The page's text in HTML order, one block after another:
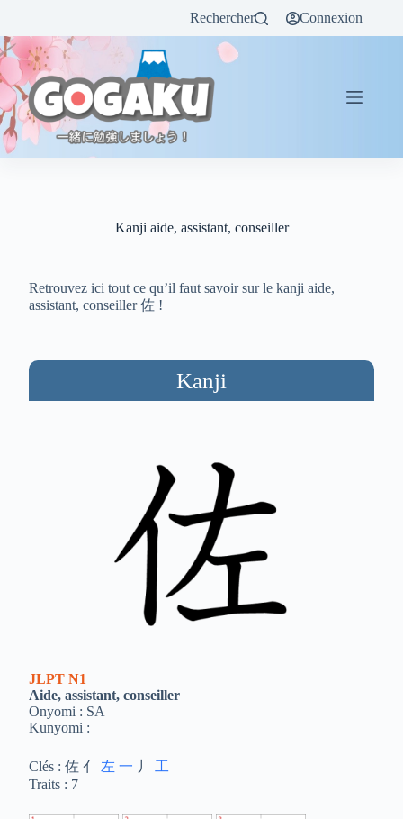
Rechercher Connexion
Kanji aide, assistant, conseiller
Retrouvez ici tout ce qu’il faut savoir sur le kanji aide,
assistant, conseiller 佐 !
Kanji
JLPT N1
Aide, assistant, conseiller
Onyomi : SA
Kunyomi :
Clés : 佐 亻 左 一 丿 工
Traits : 7